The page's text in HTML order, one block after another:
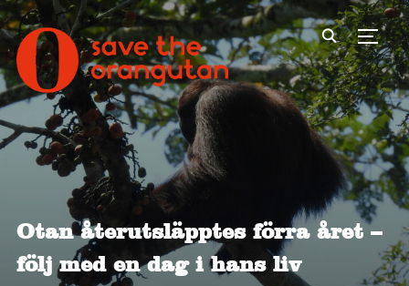
Otan återutsläpptes förra året –
följ med en dag i hans liv